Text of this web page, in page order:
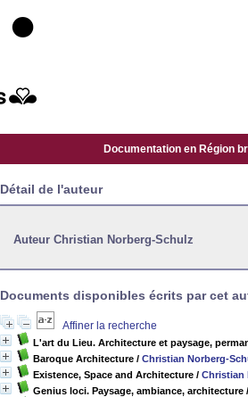
Documentation en Région
Détail de l'auteur
Auteur Christian Norberg-Schulz
Documents disponibles écrits par cet
Affiner la recherche
L'art du Lieu. Architecture et paysage,
Baroque Architecture / Christian Norberg-
Existence, Space and Architecture / Christian
Genius loci. Paysage, ambiance, architecture